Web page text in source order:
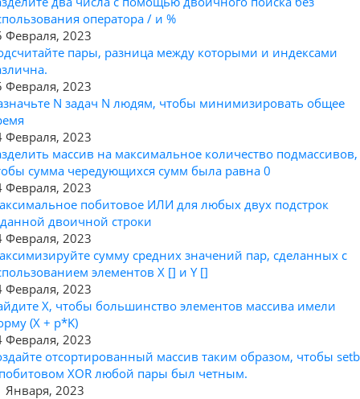
оператора / и %
Февраля, 2023
пары, разница между которыми и индексами
Февраля, 2023
N задач N людям, чтобы минимизировать общее
Февраля, 2023
массив на максимальное количество подмассивов,
сумма чередующихся сумм была равна 0
Февраля, 2023
побитовое ИЛИ для любых двух подстрок
двоичной строки
Февраля, 2023
сумму средних значений пар, сделанных с
элементов X [] и Y []
Февраля, 2023
X, чтобы большинство элементов массива имели
(X + p*K)
Февраля, 2023
отсортированный массив таким образом, чтобы
XOR любой пары был четным.
Января, 2023